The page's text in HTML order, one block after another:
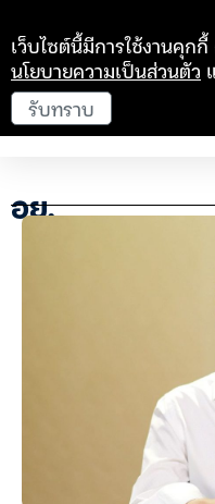
อย.
เว็บไซต์นี้มีการใช้งานคุก
นโยบายความเป็นส่วนตัว
รับทราบ